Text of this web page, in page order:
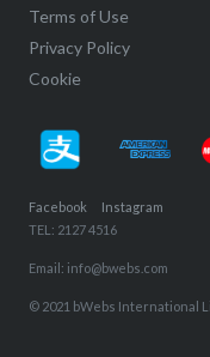
Terms of Use
Privacy Policy
Cookie
Facebook
Instagram
TEL: 2127 4516
Email: info@bwebs.com
© 2021 bWebs International